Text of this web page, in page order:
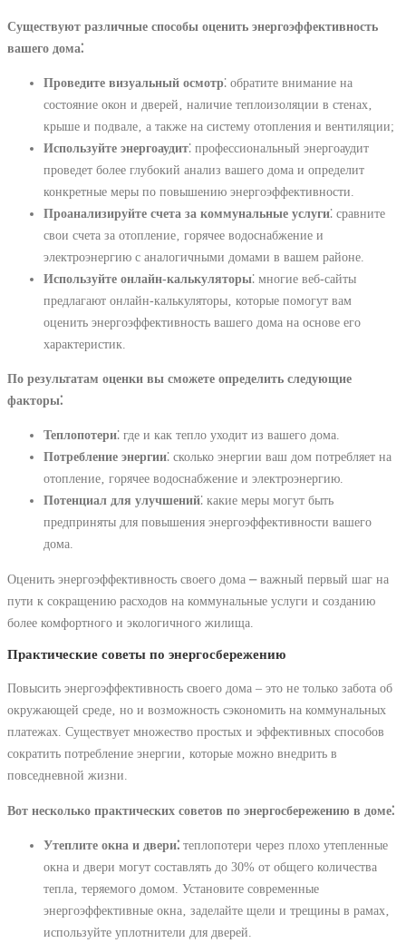
Существуют различные способы оценить энергоэффективность
вашего дома⁚
Проведите визуальный осмотр⁚ обратите внимание на
состояние окон и дверей‚ наличие теплоизоляции в стенах‚
крыше и подвале‚ а также на систему отопления и вентиляции;
Используйте энергоаудит⁚ профессиональный энергоаудит
проведет более глубокий анализ вашего дома и определит
конкретные меры по повышению энергоэффективности.
Проанализируйте счета за коммунальные услуги⁚ сравните
свои счета за отопление‚ горячее водоснабжение и
электроэнергию с аналогичными домами в вашем районе.
Используйте онлайн-калькуляторы⁚ многие веб-сайты
предлагают онлайн-калькуляторы‚ которые помогут вам
оценить энергоэффективность вашего дома на основе его
характеристик.
По результатам оценки вы сможете определить следующие
факторы⁚
Теплопотери⁚ где и как тепло уходит из вашего дома.
Потребление энергии⁚ сколько энергии ваш дом потребляет на
отопление‚ горячее водоснабжение и электроэнергию.
Потенциал для улучшений⁚ какие меры могут быть
предприняты для повышения энергоэффективности вашего
дома.
Оценить энергоэффективность своего дома ⎼ важный первый шаг на
пути к сокращению расходов на коммунальные услуги и созданию
более комфортного и экологичного жилища.
Практические советы по энергосбережению
Повысить энергоэффективность своего дома – это не только забота об
окружающей среде‚ но и возможность сэкономить на коммунальных
платежах. Существует множество простых и эффективных способов
сократить потребление энергии‚ которые можно внедрить в
повседневной жизни.
Вот несколько практических советов по энергосбережению в доме⁚
Утеплите окна и двери⁚ теплопотери через плохо утепленные
окна и двери могут составлять до 30% от общего количества
тепла‚ теряемого домом. Установите современные
энергоэффективные окна‚ заделайте щели и трещины в рамах‚
используйте уплотнители для дверей.